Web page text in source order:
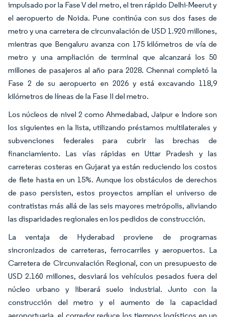
impulsado por la Fase V del metro, el tren rápido Delhi-Meerut y
el aeropuerto de Noida. Pune continúa con sus dos fases de
metro y una carretera de circunvalación de USD 1.920 millones,
mientras que Bengaluru avanza con 175 kilómetros de vía de
metro y una ampliación de terminal que alcanzará los 50
millones de pasajeros al año para 2028. Chennai completó la
Fase 2 de su aeropuerto en 2026 y está excavando 118,9
kilómetros de líneas de la Fase II del metro.
Los núcleos de nivel 2 como Ahmedabad, Jaipur e Indore son
los siguientes en la lista, utilizando préstamos multilaterales y
subvenciones federales para cubrir las brechas de
financiamiento. Las vías rápidas en Uttar Pradesh y las
carreteras costeras en Gujarat ya están reduciendo los costos
de flete hasta en un 15%. Aunque los obstáculos de derechos
de paso persisten, estos proyectos amplían el universo de
contratistas más allá de las seis mayores metrópolis, aliviando
las disparidades regionales en los pedidos de construcción.
La ventaja de Hyderabad proviene de programas
sincronizados de carreteras, ferrocarriles y aeropuertos. La
Carretera de Circunvalación Regional, con un presupuesto de
USD 2.160 millones, desviará los vehículos pesados fuera del
núcleo urbano y liberará suelo industrial. Junto con la
construcción del metro y el aumento de la capacidad